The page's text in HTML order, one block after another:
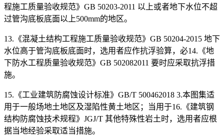
程施工质量验收规范》GB 50203-2011 以上或者地下水位不超
过管沟底板底面以上500mm的地区。
13.《混凝土结构工程施工质量验收规范》GB 50204-2015 地下
水位高于管沟底板底面时，选用者应作抗浮验算，必14.《地
下防水工程质量验收规范》GB 502082011 要时应采取抗浮措
施。
15.《工业建筑防腐蚀设计标准》GB/T 500462018 3.本图集适
用于一般场地土地区及湿陷性黄土地区；当用于16.《建筑钢
结构防腐蚀技术规程》JGJ/T 其他特殊性岩土时，选用者应根
据当地经验采取适当措施。